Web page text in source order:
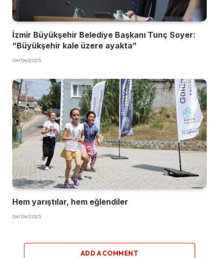
İzmir Büyükşehir Belediye Başkanı Tunç Soyer:
“Büyükşehir kale üzere ayakta”
04/04/2025
Hem yarıştılar, hem eğlendiler
04/04/2025
ADD A COMMENT